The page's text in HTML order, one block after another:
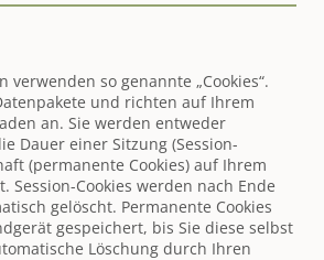
verwenden so genannte „Cookies“.
und richten auf Ihrem
an. Sie werden entweder
Dauer einer Sitzung (Session-
(permanente Cookies) auf Ihrem
Session-Cookies werden nach Ende
gelöscht. Permanente Cookies
gespeichert, bis Sie diese selbst
Löschung durch Ihren